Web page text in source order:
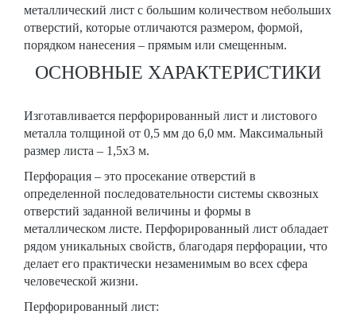
металлический лист с большим количеством небольших
отверстий, которые отличаются размером, формой,
порядком нанесения – прямым или смещенным.
ОСНОВНЫЕ ХАРАКТЕРИСТИКИ
Изготавливается перфорированный лист и листового
металла толщиной от 0,5 мм до 6,0 мм. Максимальный
размер листа – 1,5х3 м.
Перфорация – это просекание отверстий в
определенной последовательности системы сквозных
отверстий заданной величины и формы в
металлическом листе. Перфорированный лист обладает
рядом уникальных свойств, благодаря перфорации, что
делает его практически незаменимым во всех сфера
человеческой жизни.
Перфорированный лист: